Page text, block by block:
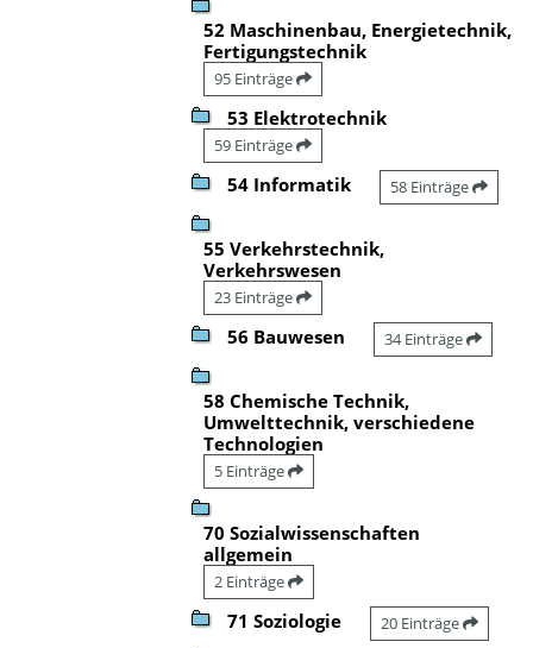
52 Maschinenbau, Energietechnik,
Fertigungstechnik
95 Einträge
53 Elektrotechnik
59 Einträge
54 Informatik 58 Einträge
55 Verkehrstechnik,
Verkehrswesen
23 Einträge
56 Bauwesen 34 Einträge
58 Chemische Technik,
Umwelttechnik, verschiedene
Technologien
5 Einträge
70 Sozialwissenschaften
allgemein
2 Einträge
71 Soziologie 20 Einträge